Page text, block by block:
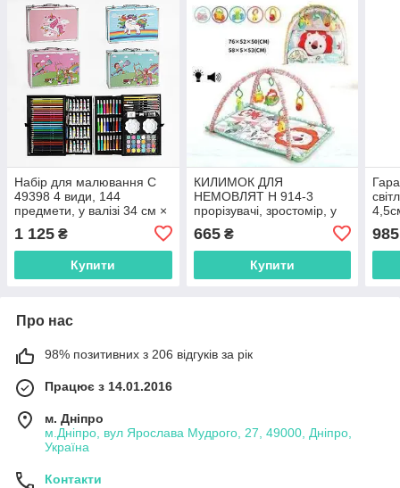
Набір для малювання С
49398 4 види, 144
предмети, у валізі 34 см ×
1 125 ₴
Купити
КИЛИМОК ДЛЯ
НЕМОВЛЯТ H 914-3
прорізувачі, зростомір, у
сумці 53 см × 5 см × 53 см
665₴
Купити
985
Про нас
98% позитивних з 206 відгуків за рік
Працює з 14.01.2016
м. Дніпро
м.Дніпро, вул Ярослава Мудрого, 27, 49000, Дніпро,
Україна
Контакти